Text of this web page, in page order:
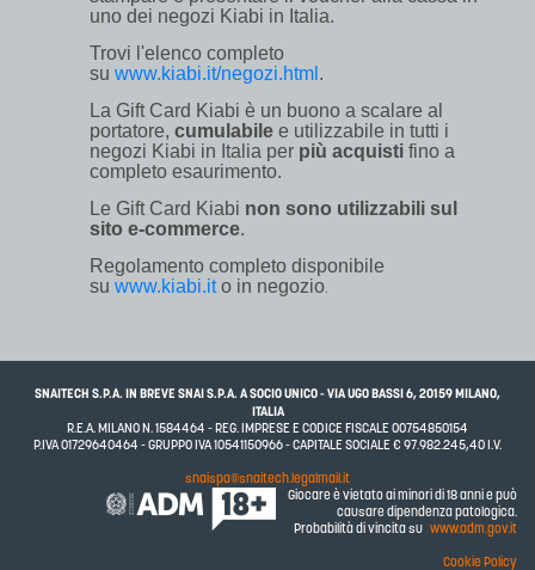
uno dei negozi Kiabi in Italia.
Trovi l'elenco completo
su www.kiabi.it/negozi.html .
La Gift Card Kiabi è un buono a scalare al
portatore, cumulabile e utilizzabile in tutti i
negozi Kiabi in Italia per più acquisti fino a
completo esaurimento.
Le Gift Card Kiabi non sono utilizzabili sul
sito e-commerce.
Regolamento completo disponibile
su www.kiabi.ito in negozio
SNAITECH S.P.A. IN BREVE SNAI S.P.A. A SOCIO UNICO - VIA UGO BASSI 6, 20159 MILANO,
ITALIA
R.E.A. MILANO N. 1584464 - REG. IMPRESE E CODICE FISCALE 00754850154
P.IVA 01729640464 - GRUPPO IVA 10541150966 - CAPITALE SOCIALE € 97.982.245,40 I.V.
snaispa@snaitech.legalmail.it
Giocare è vietato ai minori di 18 anni e può
causare dipendenza patologica.
Probabilità di vincita su www.adm.gov.it
Cookie Policy